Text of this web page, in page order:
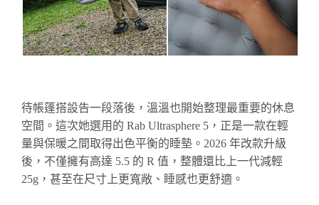
待帳篷搭設告一段落後，溫溫也開始整理最重要的休息
空間。這次她選用的 Rab Ultrasphere 5，正是一款在輕
量與保暖之間取得出色平衡的睡墊。2026 年改款升級
後，不僅擁有高達 5.5 的 R 值，整體還比上一代減輕
25g，甚至在尺寸上更寬敞、睡感也更舒適。